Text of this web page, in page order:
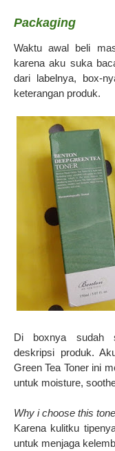
Packaging
Waktu awal beli
karena aku suka
dari labelnya, box-
keterangan produk.
Di boxnya sudah
deskripsi produk.
Green Tea Toner ini
untuk moisture,
Why i choose this
Karena kulitku
untuk menjaga